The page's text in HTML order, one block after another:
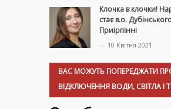
Клочка в клочки!
стає в.о.
Приірпінні
— 10 Квітня 2021
ВАС МОЖУТЬ ПОПЕРЕДЖАТИ
ВІДКЛЮЧЕННЯ ВОДИ, СВІТЛА І